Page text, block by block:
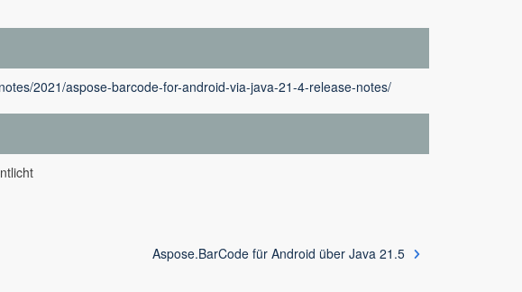
2021/aspose-barcode-for-android-via-java-21-4-release-notes/
Aspose.BarCode für Android über Java 21.5